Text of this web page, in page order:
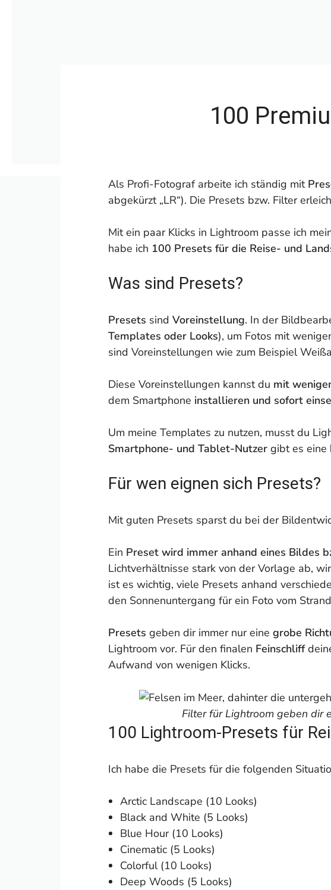
100
Als Profi-Fotograf arbeite ich ständig mit
abgekürzt „LR“). Die Presets bzw. Filter
Mit ein paar Klicks in Lightroom passe ich
habe ich 100 Presets für die Reise- und
Was sind Presets?
Presets sind Voreinstellung. In der
Templates oder Looks), um Fotos mit
sind Voreinstellungen wie zum Beispiel
Diese Voreinstellungen kannst du mit
dem Smartphone installieren und sofort
Um meine Templates zu nutzen, musst du
Smartphone- und Tablet-Nutzer gibt es eine
Für wen eignen sich Presets?
Mit guten Presets sparst du bei der
Ein Preset wird immer anhand eines Bildes
Lichtverhältnisse stark von der Vorlage ab,
ist es wichtig, viele Presets anhand
den Sonnenuntergang für ein Foto vom
Presets geben dir immer nur eine grobe
Lightroom vor. Für den finalen Feinschliff
Aufwand von wenigen Klicks.
Filter für Lightroom geben dir
100 Lightroom-Presets für
Ich habe die Presets für die folgenden
Arctic Landscape (10 Looks)
Black and White (5 Looks)
Blue Hour (10 Looks)
Cinematic (5 Looks)
Colorful (10 Looks)
Deep Woods (5 Looks)